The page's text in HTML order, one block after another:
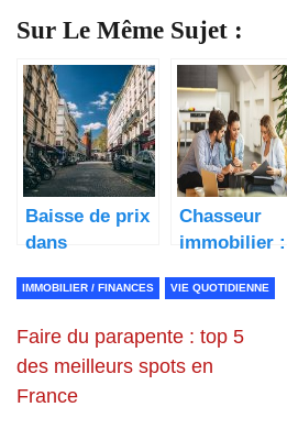
Sur Le Même Sujet :
Baisse de prix
dans
Paris passe
000 €/m²
Chasseur
immobilier :
IMMOBILIER / FINANCES VIE QUOTIDIENNE
Faire du parapente : top 5
des meilleurs spots en
France